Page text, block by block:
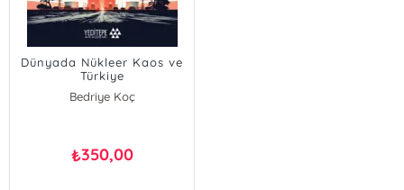
Dünyada Nükleer Kaos ve
Türkiye
Bedriye Koç
₺350,00